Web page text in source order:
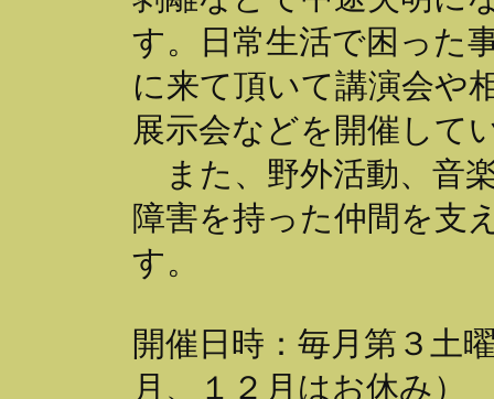
す。日常生活で困った
に来て頂いて講演会や
展示会などを開催して
また、野外活動、音
障害を持った仲間を支
す。
開催日時：毎月第３土
月、１２月はお休み）